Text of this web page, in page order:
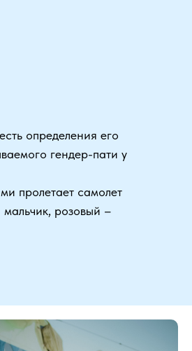
определения его
гендер-пати у
пролетает самолет
розовый –